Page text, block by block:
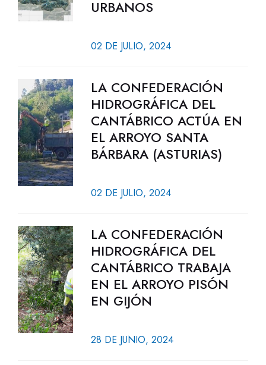
URBANOS
02 DE JULIO, 2024
LA CONFEDERACIÓN
HIDROGRÁFICA DEL
CANTÁBRICO ACTÚA EN
EL ARROYO SANTA
BÁRBARA (ASTURIAS)
02 DE JULIO, 2024
LA CONFEDERACIÓN
HIDROGRÁFICA DEL
CANTÁBRICO TRABAJA
EN EL ARROYO PISÓN
EN GIJÓN
28 DE JUNIO, 2024